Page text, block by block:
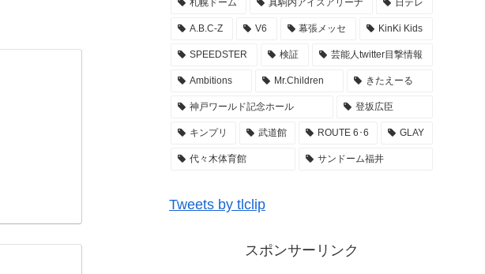
リーナMM アンダラ レポ まとめ
2022年3月27日
Kis-My-Ftに逢えるdeShow 2022 キスマイ 札幌
真駒内アイスアリーナ 座席・セトリ・グッズ M
2022年3月26日
座席 アリーナ構成 グッズ … LIVE TOUR 2022
レポまとめ
2022年3月26日
札幌ドーム 真駒内アイスアリーナ 日テレ
A.B.C-Z V6 幕張メッセ KinKi Kids
SPEEDSTER 検証 芸能人twitter目撃情報
Ambitions Mr.Children きたえーる
神戸ワールド記念ホール 登坂広臣
キンプリ 武道館 ROUTE 6･6 GLAY
代々木体育館 サンドーム福井
Tweets by tlclip
スポンサーリンク